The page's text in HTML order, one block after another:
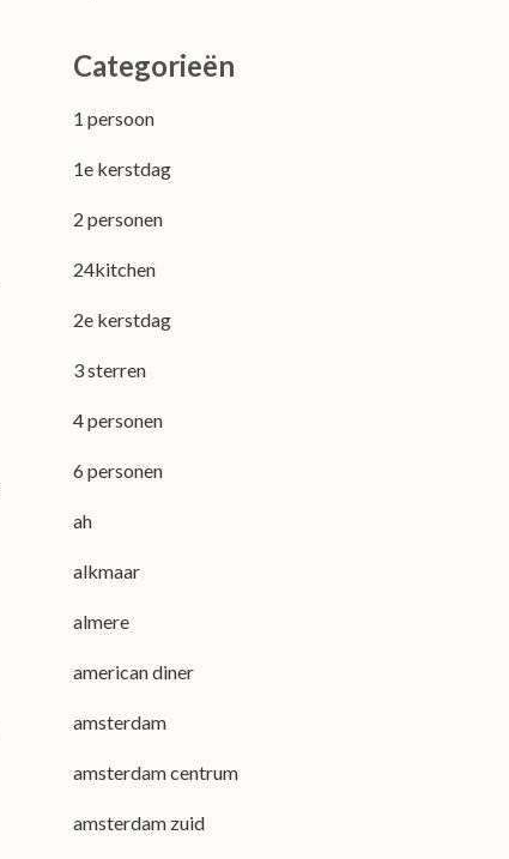
Categorieën
1 persoon
1e kerstdag
2 personen
24kitchen
2e kerstdag
3 sterren
4 personen
6 personen
ah
alkmaar
almere
american diner
amsterdam
amsterdam centrum
amsterdam zuid